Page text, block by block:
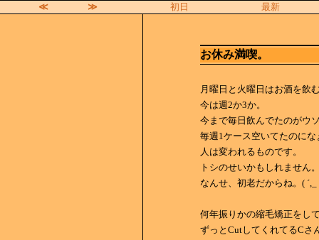
≪ ≫ 初日 最新
お休み満喫。
月曜日と火曜日はお酒を飲
今は週2か3か。
今まで毎日飲んでたのがウ
毎週1ケース空いてたのにな
人は変われるものです。
トシのせいかもしれません
なんせ、初老だからね。(
何年振りかの縮毛矯正をし
ずっとCutしてくれてるCさ